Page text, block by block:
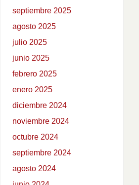
septiembre 2025
agosto 2025
julio 2025
junio 2025
febrero 2025
enero 2025
diciembre 2024
noviembre 2024
octubre 2024
septiembre 2024
agosto 2024